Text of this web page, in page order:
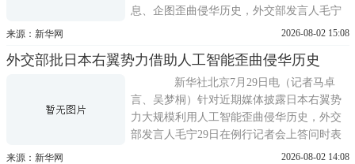
息、企图歪曲侵华历史，外交部发言人毛宁
29日在例行记者会上表示，中方对此严重关
公然挑衅，威胁地区和平稳定。 毛宁指
出，战后日本右翼势力非但没能深刻反省侵
华历史，反而处心积虑歪曲事实真相
来源：新华网 2026-08-02 15:08
外交部批日本右翼势力借助人工智能歪曲侵华历史
新华社北京7月29日电（记者马卓
言、吴梦桐）针对近期媒体披露日本右翼势
力大规模利用人工智能歪曲侵华历史，外交
部发言人毛宁29日在例行记者会上答问时表
示，我们对此严重关切。战后日本右翼势力
来源：新华网 2026-08-02 14:08